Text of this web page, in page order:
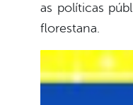
as políticas
florestana.